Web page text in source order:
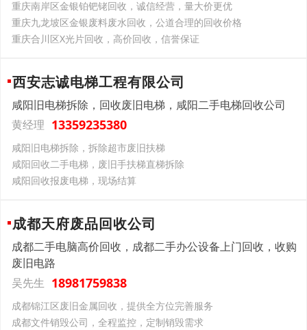
重庆南岸区金银铂钯铑回收，诚信经营，量大价更优
重庆九龙坡区金银废料废水回收，公道合理的回收价格
重庆合川区X光片回收，高价回收，信誉保证
西安志诚电梯工程有限公司
咸阳旧电梯拆除，回收废旧电梯，咸阳二手电梯回收公司
黄经理 13359235380
咸阳旧电梯拆除，拆除超市废旧扶梯
咸阳回收二手电梯，废旧手扶梯直梯拆除
咸阳回收报废电梯，现场结算
成都天府废品回收公司
成都二手电脑高价回收，成都二手办公设备上门回收，收购
废旧电路
吴先生 18981759838
成都锦江区废旧金属回收，提供全方位完善服务
成都文件销毁公司，全程监控，定制销毁需求